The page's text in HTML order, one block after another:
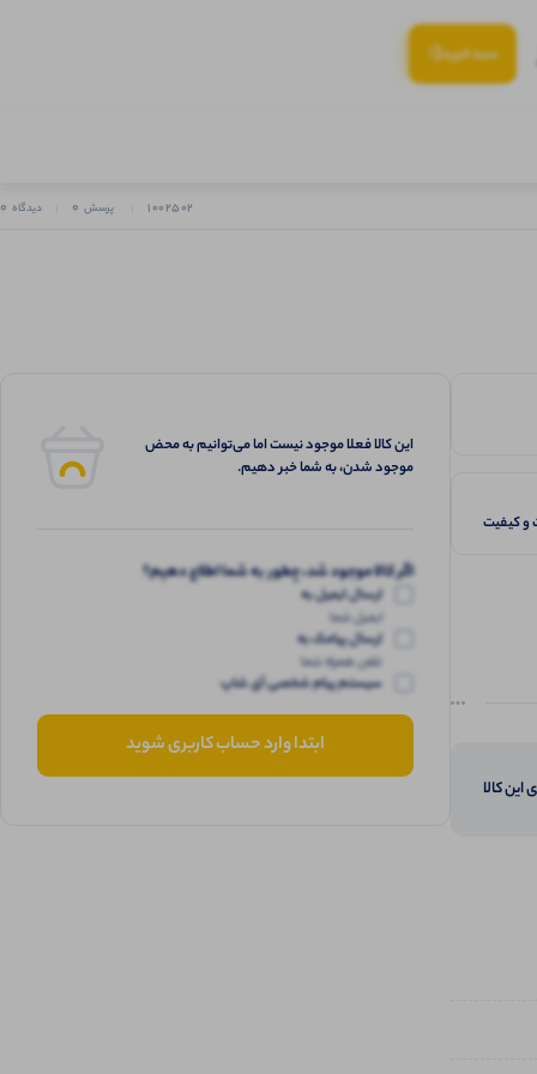
سبد‌خرید(:
1002502 پرسش 0 دیدگاه 0
کیفیت
این کالا
این کالا فعلا موجود نیست اما می‌توانیم به محض
موجود شدن، به شما خبر دهیم.
اگر کالا موجود شد، چطور به شما اطلاع دهیم؟
ارسال ایمیل به
ایمیل شما
ارسال پیامک به
تلفن همراه شما
سیستم پیام شخصی آی شاپ
ابتدا وارد حساب کاربری شوید